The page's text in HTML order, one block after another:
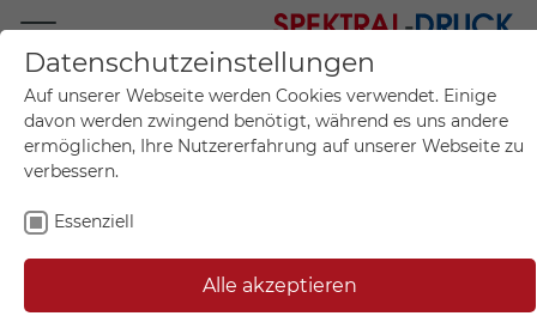
Mo.-Fr. 09:00-17:00
+49 (0)711 55 75 25
Mein Konto
Mein Warenkorb
Datenschutzeinstellungen
Auf unserer Webseite werden Cookies verwendet. Einige
davon werden zwingend benötigt, während es uns andere
ermöglichen, Ihre Nutzererfahrung auf unserer Webseite zu
verbessern.
Essenziell
Alle akzeptieren